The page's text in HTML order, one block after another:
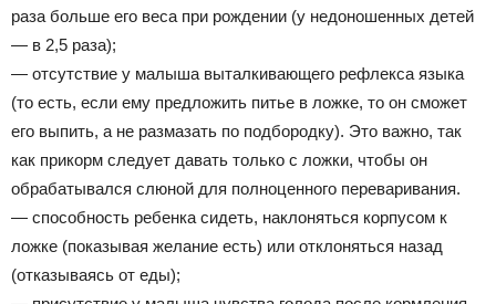
раза больше его веса при рождении (у недоношенных детей
— в 2,5 раза);
— отсутствие у малыша выталкивающего рефлекса языка
(то есть, если ему предложить питье в ложке, то он сможет
его выпить, а не размазать по подбородку). Это важно, так
как прикорм следует давать только с ложки, чтобы он
обрабатывался слюной для полноценного переваривания.
— способность ребенка сидеть, наклоняться корпусом к
ложке (показывая желание есть) или отклоняться назад
(отказываясь от еды);